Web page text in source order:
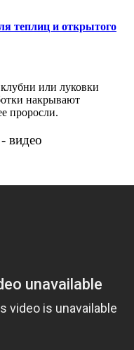
теплиц и открытого
или луковки
накрывают
проросли.
видео